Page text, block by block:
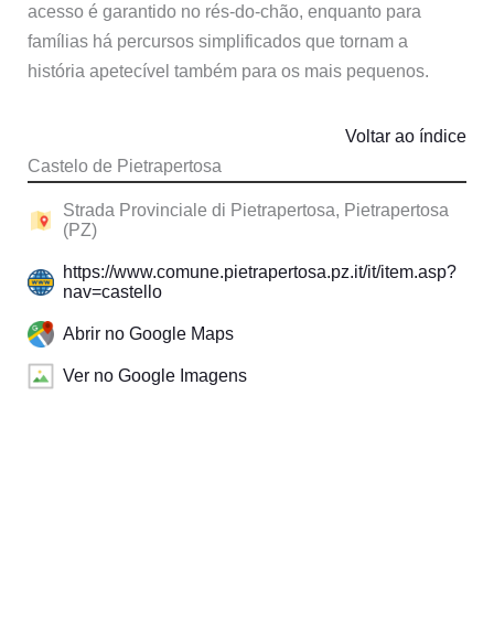
acesso é garantido no rés-do-chão, enquanto para
famílias há percursos simplificados que tornam a
história apetecível também para os mais pequenos.
Castelo de Pietrapertosa
Voltar ao índice
Strada Provinciale di Pietrapertosa, Pietrapertosa
(PZ)
https://www.comune.pietrapertosa.pz.it/it/item.asp?
nav=castello
Abrir no Google Maps
Ver no Google Imagens